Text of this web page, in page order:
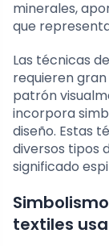
minerales,
que
Las técnicas
requieren
patrón
incorpora
diseño. Estas
diversos tipos
significado
textiles